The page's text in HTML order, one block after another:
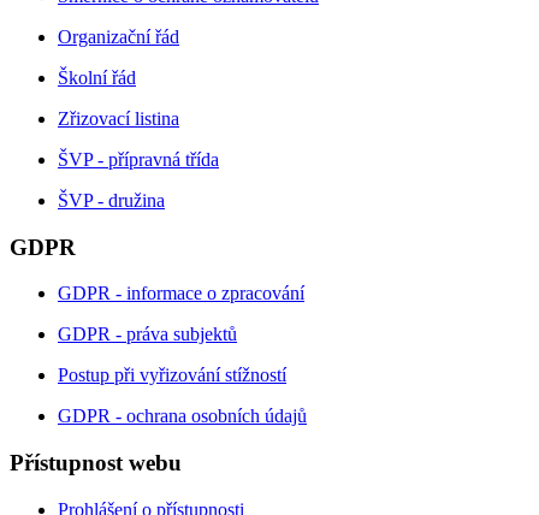
Organizační řád
Školní řád
Zřizovací listina
ŠVP - přípravná třída
ŠVP - družina
GDPR
GDPR - informace o zpracování
GDPR - práva subjektů
Postup při vyřizování stížností
GDPR - ochrana osobních údajů
Přístupnost webu
Prohlášení o přístupnosti